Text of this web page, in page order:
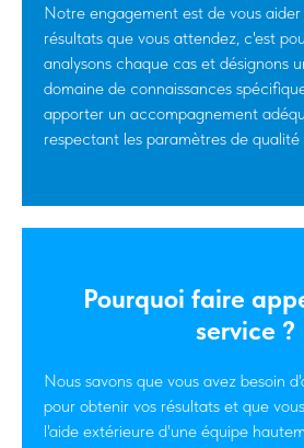
Notre engagement est de vous
résultats que vous attendez, c'est
analysons chaque cas et désignons
domaine de connaissances
apporter un accompagnement
respectant les paramètres de qualité
Pourquoi faire
service ?
Nous savons que vous avez besoin
pour obtenir vos résultats et que
l'aide extérieure d'une équipe